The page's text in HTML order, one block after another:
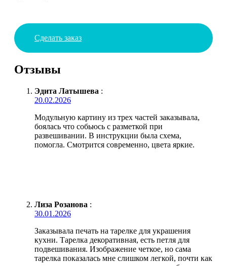
Сделать заказ
Отзывы
Эдита Латышева :
20.02.2026
Модульную картину из трех частей заказывала,
боялась что собьюсь с разметкой при
развешивании. В инструкции была схема,
помогла. Смотрится современно, цвета яркие.
Лиза Розанова :
30.01.2026
Заказывала печать на тарелке для украшения
кухни. Тарелка декоративная, есть петля для
подвешивания. Изображение четкое, но сама
тарелка показалась мне слишком легкой, почти как